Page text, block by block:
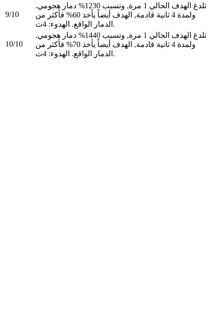
9/10
تلدغ الهدف الحالي 1 مرة, وتسبب 1230% دمار هجومي.
ولمدة 4 ثانية قادمة, الهدف أيضاً يأخذ 60% فأكثر من
الدمار الواقع. الهدوء: 4ث.
10/10
تلدغ الهدف الحالي 1 مرة, وتسبب 1440% دمار هجومي.
ولمدة 4 ثانية قادمة, الهدف أيضاً يأخذ 70% فأكثر من
الدمار الواقع. الهدوء: 4ث.